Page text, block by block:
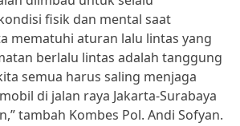
fisik dan mental saat
mematuhi aturan lalu lintas yang
berlalu lintas adalah tanggung
semua harus saling menjaga
di jalan raya Jakarta-Surabaya
tambah Kombes Pol. Andi Sofyan.